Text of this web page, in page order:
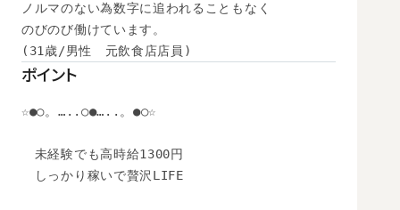
ノルマのない為数字に追われることもなく
のびのび働けています。
(31歳/男性　元飲食店店員)
ポイント
☆●○。…..○●…..。●○☆
未経験でも高時給1300円
しっかり稼いで贅沢LIFE